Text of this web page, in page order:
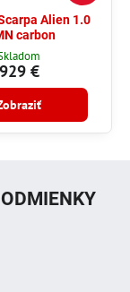
Alien 1.0
carbon
929 €